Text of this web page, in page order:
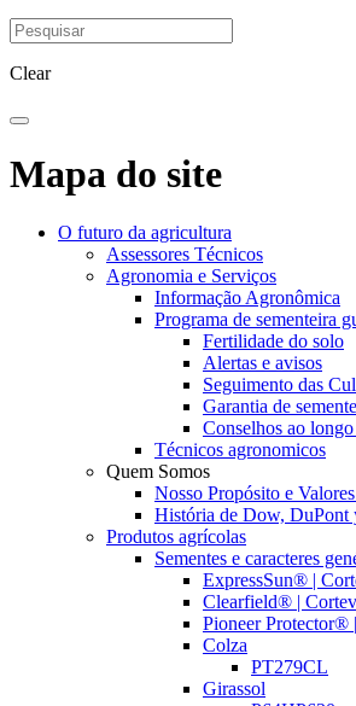
Clear
Mapa do site
O futuro da agricultura
Assessores Técnicos
Agronomia e Serviços
Informação Agronômica
Programa de sementeira
Fertilidade do solo
Alertas e avisos
Seguimento das
Garantia de
Conselhos ao
Técnicos agronomicos
Quem Somos
Nosso Propósito e
História de Dow, DuPont
Produtos agrícolas
Sementes e caracteres
ExpressSun® |
Clearfield® |
Pioneer Protector®
Colza
PT279CL
Girassol